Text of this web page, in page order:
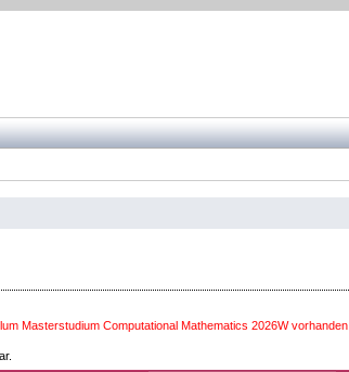
Masterstudium Computational Mathematics 2026W vorhanden.